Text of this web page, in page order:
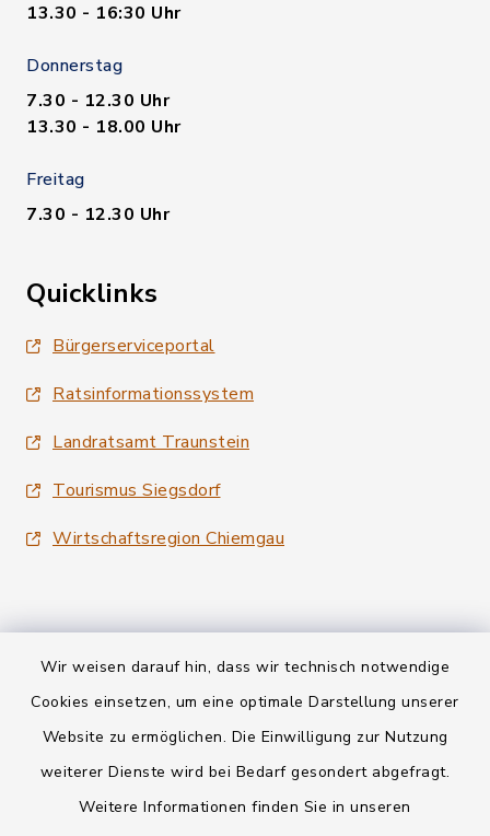
Wir weisen darauf hin, dass wir technisch notwendige
Cookies einsetzen, um eine optimale Darstellung unserer
Website zu ermöglichen. Die Einwilligung zur Nutzung
weiterer Dienste wird bei Bedarf gesondert abgefragt.
Weitere Informationen finden Sie in unseren
13.30 - 16:30 Uhr
Donnerstag
7.30 - 12.30 Uhr
13.30 - 18.00 Uhr
Freitag
7.30 - 12.30 Uhr
Quicklinks
Bürgerserviceportal
Ratsinformationssystem
Landratsamt Traunstein
Tourismus Siegsdorf
Wirtschaftsregion Chiemgau
Kontakt
Informationspflichten